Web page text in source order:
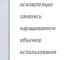
основательно
занялись
наращиванием
объемов
использования